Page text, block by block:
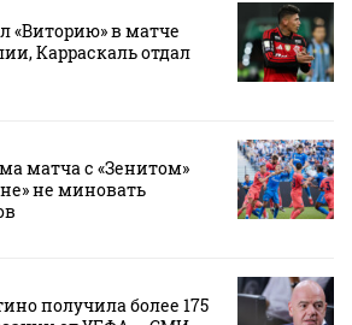
«Виторию» в матче
Карраскаль отдал
матча с «Зенитом»
не миновать
получила более 175